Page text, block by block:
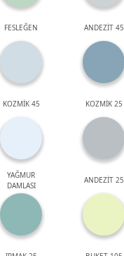
FESLEĞEN ANDEZİT 45
KOZMİK 45 KOZMİK 25
YAĞMUR
DAMLASI
ANDEZİT 25